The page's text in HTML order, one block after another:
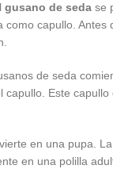
gusano de seda se
capullo.
de seda
Este
en una pupa.
en una polilla